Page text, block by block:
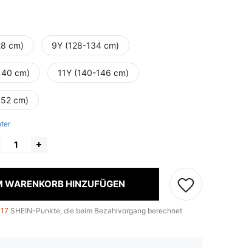
cm) 9Y (128-134 cm)
cm) 11Y (140-146 cm)
cm)
WARENKORB HINZUFÜGEN
17 SHEIN-Punkte, die beim Bezahlvorgang berechnet